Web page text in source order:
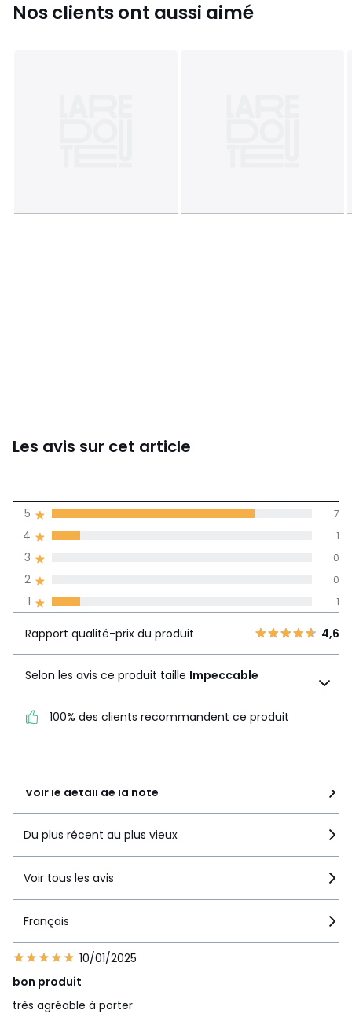
Nos clients ont aussi aimé
Les avis sur cet article
4,4
(9)
4 1
Rapport
qualité-prix
4,6
Selon les avis ce produit
tailleImpeccable
Voir le détail de la note
1 1
2 0
3 0
4 1
5 7
Rapport qualité-prix du produit 4,6
Selon les avis ce produit taille Impeccable
100% des clients recommandent ce produit
Du plus récent au plus vieux
Voir tous les avis
Français
10/01/2025
bon produit
très agréable à porter